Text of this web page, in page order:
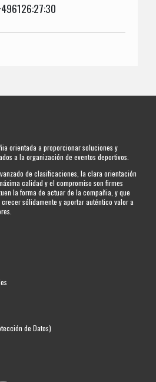
orientada a proporcionar soluciones y
a la organización de eventos deportivos.
de clasificaciones, la clara orientación
calidad y el compromiso son firmes
la forma de actuar de la compañia, y que
sólidamente y aportar auténtico valor a
de Datos)